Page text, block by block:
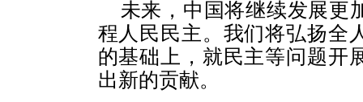
未来，中国将继续发展更
程人民民主。我们将弘扬全
的基础上，就民主等问题开
出新的贡献。